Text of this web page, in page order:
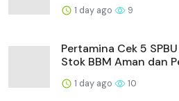
1 day ago 9
Pertamina Cek 5
Stok BBM Aman dan
1 day ago 10